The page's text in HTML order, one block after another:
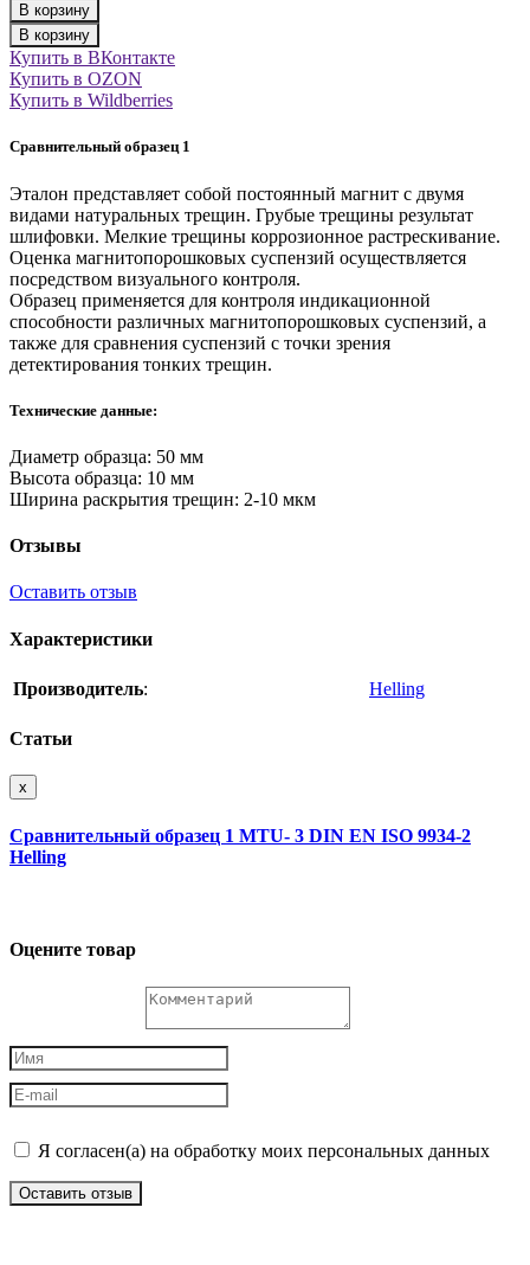
В корзину
В корзину
Купить в ВКонтакте
Купить в OZON
Купить в Wildberries
Сравнительный образец 1
Эталон представляет собой постоянный магнит с двумя
видами натуральных трещин. Грубые трещины результат
шлифовки. Мелкие трещины коррозионное растрескивание.
Оценка магнитопорошковых суспензий осуществляется
посредством визуального контроля.
Образец применяется для контроля индикационной
способности различных магнитопорошковых суспензий, а
также для сравнения суспензий с точки зрения
детектирования тонких трещин.
Технические данные:
Диаметр образца: 50 мм
Высота образца: 10 мм
Ширина раскрытия трещин: 2-10 мкм
Отзывы
Оставить отзыв
Характеристики
Производитель: Helling
Статьи
x
Сравнительный образец 1 MTU- 3 DIN EN ISO 9934-2
Helling
Оцените товар
Я согласен(а) на обработку моих персональных данных
Оставить отзыв